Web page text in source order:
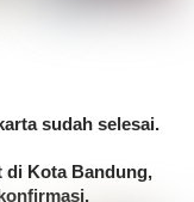
sudah selesai.
di Kota Bandung,